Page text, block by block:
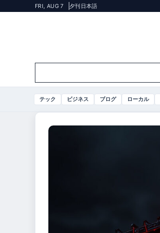
FRI, AUG 7 夕刊 日本語
テック ビジネス ブログ ローカル